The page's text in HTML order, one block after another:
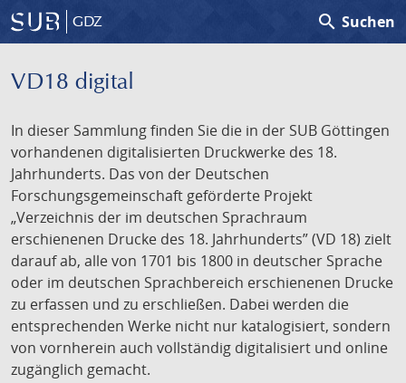
GDZ search Suchen
VD18 digital
In dieser Sammlung finden Sie die in der SUB Göttingen
vorhandenen digitalisierten Druckwerke des 18.
Jahrhunderts. Das von der Deutschen
Forschungsgemeinschaft geförderte Projekt
„Verzeichnis der im deutschen Sprachraum
erschienenen Drucke des 18. Jahrhunderts” (VD 18) zielt
darauf ab, alle von 1701 bis 1800 in deutscher Sprache
oder im deutschen Sprachbereich erschienenen Drucke
zu erfassen und zu erschließen. Dabei werden die
entsprechenden Werke nicht nur katalogisiert, sondern
von vornherein auch vollständig digitalisiert und online
zugänglich gemacht.